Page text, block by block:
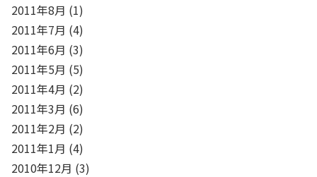
2011年8月 (1)
2011年7月 (4)
2011年6月 (3)
2011年5月 (5)
2011年4月 (2)
2011年3月 (6)
2011年2月 (2)
2011年1月 (4)
2010年12月 (3)